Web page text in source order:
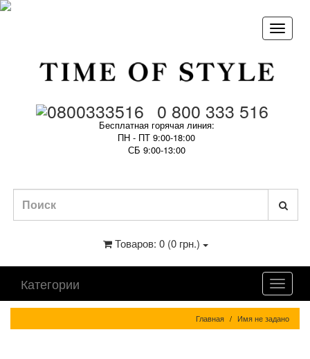
0 800 333 516
Бесплатная горячая линия:
ПН - ПТ 9:00-18:00
СБ 9:00-13:00
Товаров: 0 (0 грн.)
Категории
Главная Имя не задано